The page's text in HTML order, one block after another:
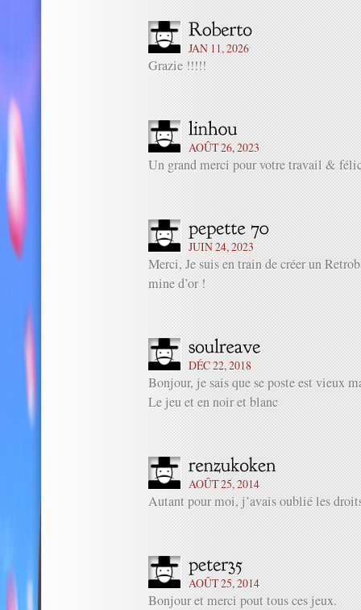
JAN 11, 2026
Grazie !!!!!
AOÛT 26, 2023
Un grand merci pour votre travail &
JUIN 24, 2023
Merci, Je suis en train de créer un
mine d’or !
DÉC 22, 2018
Bonjour, je sais que se poste est vieux
Le jeu et en noir et blanc
AOÛT 25, 2014
Autant pour moi, j’avais oublié les
AOÛT 25, 2014
Bonjour et merci pout tous ces jeux.